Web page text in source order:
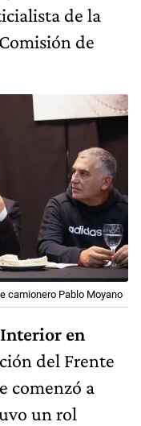
de la
de
camionero Pablo Moyano
en
del Frente
comenzó a
un rol